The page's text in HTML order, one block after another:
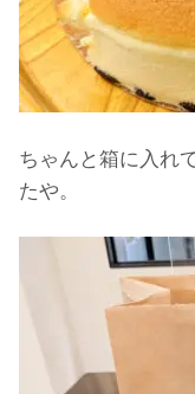
ちゃんと箱に入れ
たや。